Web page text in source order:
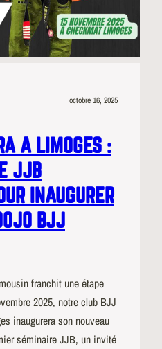
octobre 16, 2025
A LIMOGES :
JJB
INAUGURER
BJJ
franchit une étape
2025, notre club BJJ
inaugurera son nouveau
séminaire JJB, un invité